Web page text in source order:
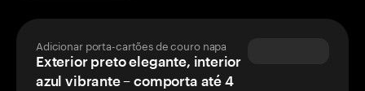
Adicionar porta-cartões de couro napa
Exterior preto elegante, interior
azul vibrante – comporta até 4